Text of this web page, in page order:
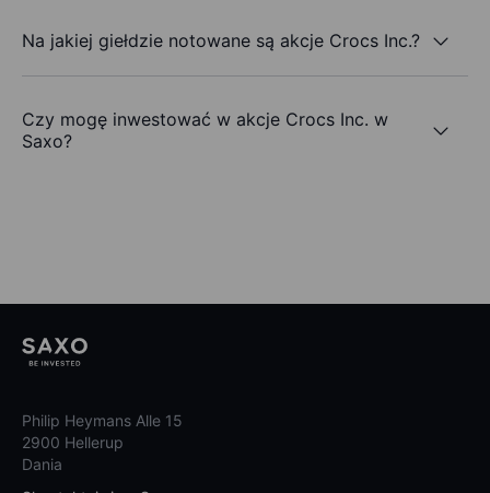
Na jakiej giełdzie notowane są akcje Crocs Inc.?
Czy mogę inwestować w akcje Crocs Inc. w
Saxo?
Philip Heymans Alle 15
2900 Hellerup
Dania